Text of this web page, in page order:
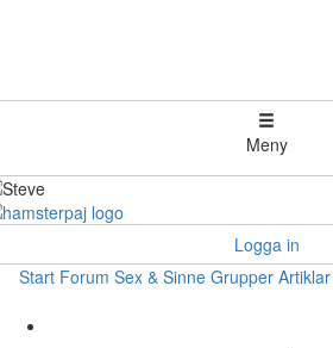
Meny
Logga in
Start Forum Sex & Sinne Grupper Artiklar